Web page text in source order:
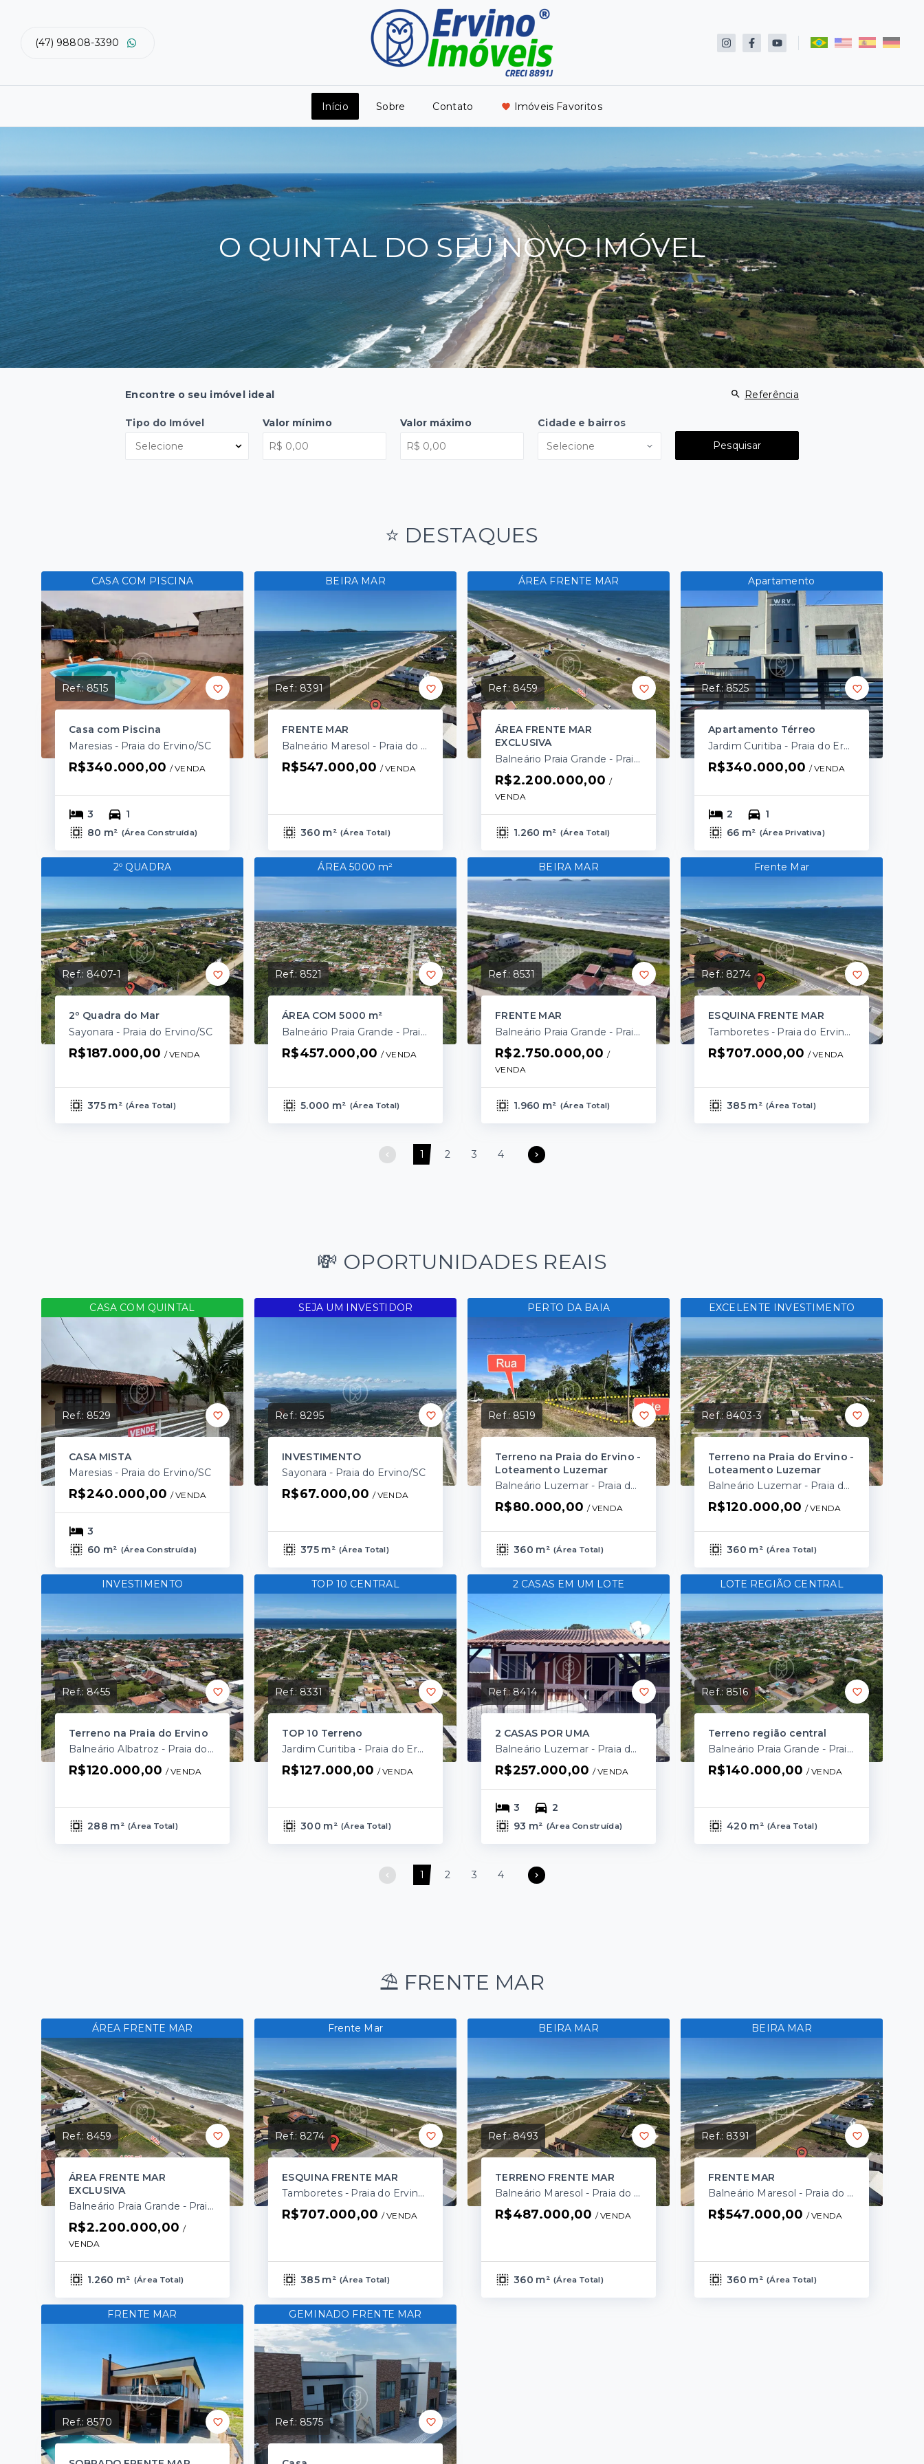
(47) 98808-3390
Início Sobre Contato Imóveis Favoritos
O QUINTAL DO SEU NOVO IMÓVEL
Encontre o seu imóvel ideal Referência
Tipo do Imóvel
Selecione
Valor mínimo Valor máximo
Cidade e bairros
Selecione
Pesquisar
⭐ DESTAQUES
CASA COM PISCINA
Ref.:8515
Casa com Piscina
Maresias - Praia do Ervino/SC
R$340.000,00 / VENDA
3
1
80 m² (Área Construída)
BEIRA MAR
Ref.: 8391
FRENTE MAR
Balneário Maresol - Praia do Ervino/SC
R$547.000,00 / VENDA
360 m² (Área Total)
ÁREA FRENTE MAR
Ref.: 8459
ÁREA FRENTE MAR
EXCLUSIVA
Balneário Praia Grande - Praia do Ervino/SC
R$2.200.000,00
/
VENDA
1.260 m² (Área Total)
Apartamento
Ref.:8525
Apartamento Térreo
Jardim Curitiba - Praia do Ervino/SC
R$340.000,00 / VENDA
2
1
66 m² (Área Privativa)
2º QUADRA
Ref.: 8407-1
2º Quadra do Mar
Sayonara - Praia do Ervino/SC
R$187.000,00 / VENDA
375 m² (Área Total)
ÁREA 5000 m²
Ref.:8521
ÁREA COM 5000 m²
Balneário Praia Grande - Praia do Ervino/SC
R$457.000,00 / VENDA
5.000 m² (Área Total)
BEIRA MAR
Ref.: 8531
FRENTE MAR
Balneário Praia Grande - Praia do Ervino/SC
R$2.750.000,00
/
VENDA
1.960 m² (Área Total)
Frente Mar
Ref.: 8274
ESQUINA FRENTE MAR
Tamboretes - Praia do Ervino/SC
R$707.000,00 / VENDA
385 m² (Área Total)
1 2 3 4
💸 OPORTUNIDADES REAIS
CASA COM QUINTAL
Ref.: 8529
CASA MISTA
Maresias - Praia do Ervino/SC
R$240.000,00 / VENDA
3
60 m² (Área Construída)
SEJA UM INVESTIDOR
Ref.: 8295
INVESTIMENTO
Sayonara - Praia do Ervino/SC
R$67.000,00 / VENDA
375 m² (Área Total)
PERTO DA BAIA
Ref.: 8519
Terreno na Praia do Ervino -
Loteamento Luzemar
Balneário Luzemar - Praia do Ervino/SC
R$80.000,00 / VENDA
360 m² (Área Total)
EXCELENTE INVESTIMENTO
Ref.:8403-3
Terreno na Praia do Ervino -
Loteamento Luzemar
Balneário Luzemar - Praia do Ervino/SC
R$120.000,00 / VENDA
360 m² (Área Total)
INVESTIMENTO
Ref.:8455
Terreno na Praia do Ervino
Balneário Albatroz - Praia do Ervino/SC
R$120.000,00 / VENDA
288 m² (Área Total)
TOP 10 CENTRAL
Ref.: 8331
TOP 10 Terreno
Jardim Curitiba - Praia do Ervino/SC
R$127.000,00 / VENDA
300 m² (Área Total)
2 CASAS EM UM LOTE
Ref.:8414
2 CASAS POR UMA
Balneário Luzemar - Praia do Ervino/SC
R$257.000,00 / VENDA
3
2
93 m² (Área Construída)
LOTE REGIÃO CENTRAL
Ref.:8516
Terreno região central
Balneário Praia Grande - Praia do Ervino/SC
R$140.000,00 / VENDA
420 m² (Área Total)
1 2 3 4
⛱️ FRENTE MAR
ÁREA FRENTE MAR
Ref.: 8459
ÁREA FRENTE MAR
EXCLUSIVA
Balneário Praia Grande - Praia do Ervino/SC
R$2.200.000,00
/
VENDA
1.260 m² (Área Total)
Frente Mar
Ref.: 8274
ESQUINA FRENTE MAR
Tamboretes - Praia do Ervino/SC
R$707.000,00 / VENDA
385 m² (Área Total)
BEIRA MAR
Ref.:8493
TERRENO FRENTE MAR
Balneário Maresol - Praia do Ervino/SC
R$487.000,00 / VENDA
360 m² (Área Total)
BEIRA MAR
Ref.: 8391
FRENTE MAR
Balneário Maresol - Praia do Ervino/SC
R$547.000,00 / VENDA
360 m² (Área Total)
FRENTE MAR
Ref.: 8570
GEMINADO FRENTE MAR
Ref.: 8575